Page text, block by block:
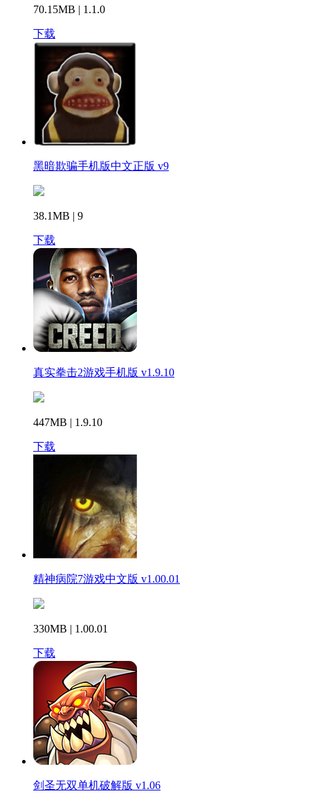
70.15MB | 1.1.0
下载
黑暗欺骗手机版中文正版 v9
38.1MB | 9
下载
真实拳击2游戏手机版 v1.9.10
447MB | 1.9.10
下载
精神病院7游戏中文版 v1.00.01
330MB | 1.00.01
下载
剑圣无双单机破解版 v1.06